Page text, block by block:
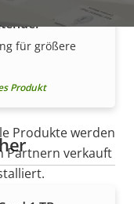
für größere
Produkt
Produkte werden
Partnern verkauft